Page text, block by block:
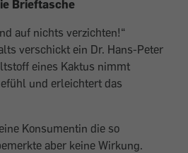
Brieftasche
auf nichts verzichten!“
verschickt ein Dr. Hans-Peter
eines Kaktus nimmt
und erleichtert das
Konsumentin die so
aber keine Wirkung.